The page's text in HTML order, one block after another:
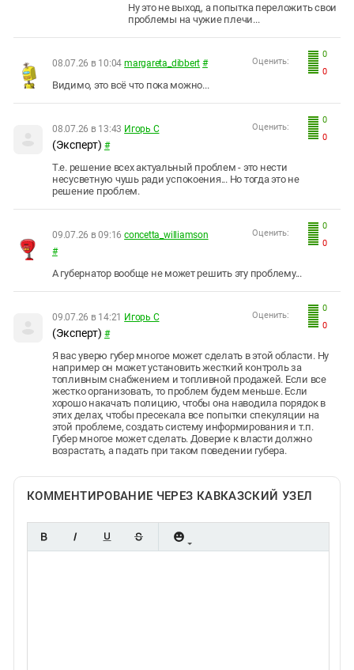
Ну это не выход, а попытка переложить свои
проблемы на чужие плечи...
0
0
Оценить:
08.07.26 в 10:04 margareta_dibbert #
Видимо, это всё что пока можно...
0
0
Оценить:
08.07.26 в 13:43 Игорь С
(Эксперт) #
Т.е. решение всех актуальный проблем - это нести
несусветную чушь ради успокоения... Но тогда это не
решение проблем.
0
0
Оценить:
09.07.26 в 09:16 concetta_williamson
#
А губернатор вообще не может решить эту проблему...
0
0
Оценить:
09.07.26 в 14:21 Игорь С
(Эксперт) #
Я вас уверю губер многое может сделать в этой области. Ну
например он может установить жесткий контроль за
топливным снабжением и топливной продажей. Если все
жестко организовать, то проблем будем меньше. Если
хорошо накачать полицию, чтобы она наводила порядок в
этих делах, чтобы пресекала все попытки спекуляции на
этой проблеме, создать систему информирования и т.п.
Губер многое может сделать. Доверие к власти должно
возрастать, а падать при таком поведении губера.
КОММЕНТИРОВАНИЕ ЧЕРЕЗ КАВКАЗСКИЙ УЗЕЛ